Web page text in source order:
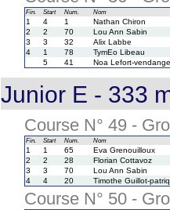
Fin. Start Num. Nom
1 4 1
Nathan Chiron
2
2 70
Lou Ann Sabin
3
3 32
Alix Labbe
4
1 78
TymEo Libeau
5
41 Noa Lefort-vendange
Junior E - 333
Course N° 49 -
Fin. Start Num. Nom
1 1 65
Eva Grenouilloux
2
2 28
Florian Cottavoz
3
3 70
Lou Ann Sabin
4
4 20 Timothe Guillot-
Course N° 50 -